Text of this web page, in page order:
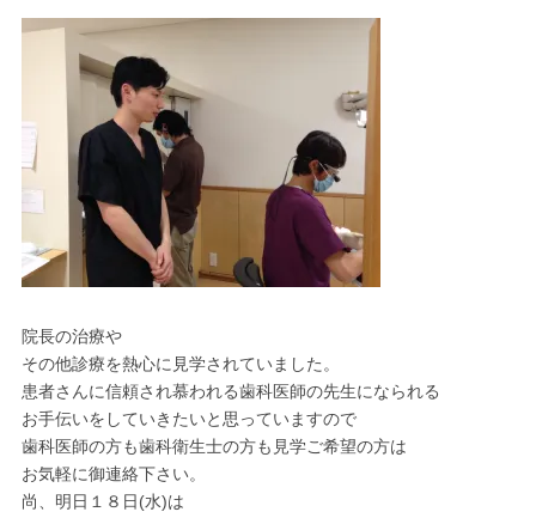
院長の治療や
その他診療を熱心に見学されていました。
患者さんに信頼され慕われる歯科医師の先生になられる
お手伝いをしていきたいと思っていますので
歯科医師の方も歯科衛生士の方も見学ご希望の方は
お気軽に御連絡下さい。
尚、明日１８日(水)は